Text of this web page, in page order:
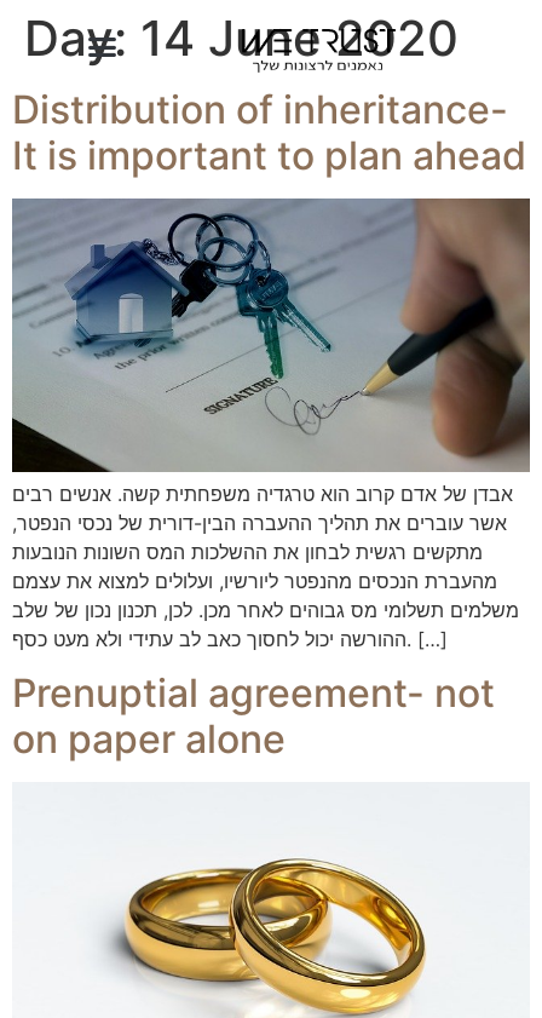
Day: 14 June 2020
Distribution of inheritance-
It is important to plan ahead
אבדן של אדם קרוב הוא טרגדיה משפחתית קשה. אנשים רבים
אשר עוברים את תהליך ההעברה הבין-דורית של נכסי הנפטר,
מתקשים רגשית לבחון את ההשלכות המס השונות הנובעות
מהעברת הנכסים מהנפטר ליורשיו, ועלולים למצוא את עצמם
משלמים תשלומי מס גבוהים לאחר מכן. לכן, תכנון נכון של שלב
ההורשה יכול לחסוך כאב לב עתידי ולא מעט כסף. […]
Prenuptial agreement- not
on paper alone